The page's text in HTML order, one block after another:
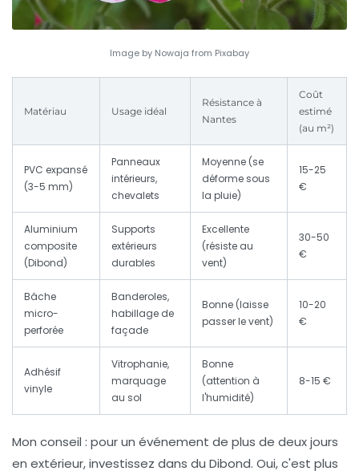
Image by Nowaja from Pixabay
Matériau Usage idéal
Résistance à
Nantes
Coût
estimé
(au m²)
PVC expansé
(3-5 mm)
Panneaux
intérieurs,
chevalets
Moyenne (se
déforme sous
la pluie)
15-25
€
Aluminium
composite
(Dibond)
Supports
extérieurs
durables
Excellente
(résiste au
vent)
30-50
€
Bâche
micro-
perforée
Banderoles,
habillage de
façade
Bonne (laisse
passer le vent)
10-20
€
Adhésif
vinyle
Vitrophanie,
marquage
au sol
Bonne
(attention à
l'humidité)
8-15 €
Mon conseil : pour un événement de plus de deux jours
en extérieur, investissez dans du Dibond. Oui, c'est plus